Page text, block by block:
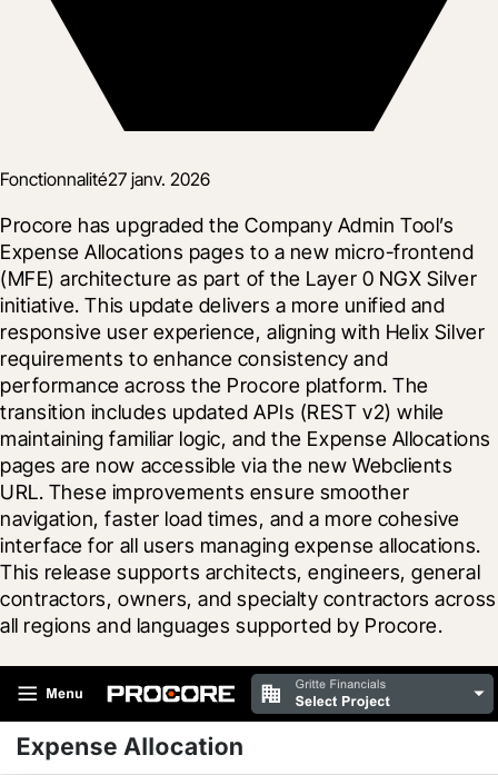
Fonctionnalité27 janv. 2026
Procore has upgraded the Company Admin Tool’s
Expense Allocations pages to a new micro-frontend
(MFE) architecture as part of the Layer 0 NGX Silver
initiative. This update delivers a more unified and
responsive user experience, aligning with Helix Silver
requirements to enhance consistency and
performance across the Procore platform. The
transition includes updated APIs (REST v2) while
maintaining familiar logic, and the Expense Allocations
pages are now accessible via the new Webclients
URL. These improvements ensure smoother
navigation, faster load times, and a more cohesive
interface for all users managing expense allocations.
This release supports architects, engineers, general
contractors, owners, and specialty contractors across
all regions and languages supported by Procore.